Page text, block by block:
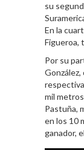
su
En la
Figueroa,
Por su
mil
Pastuña,
en los 10
ganador,